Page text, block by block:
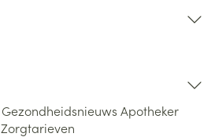
Gezondheidsnieuws Apotheker
Zorgtarieven